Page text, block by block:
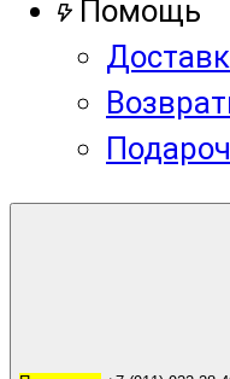
Помощь